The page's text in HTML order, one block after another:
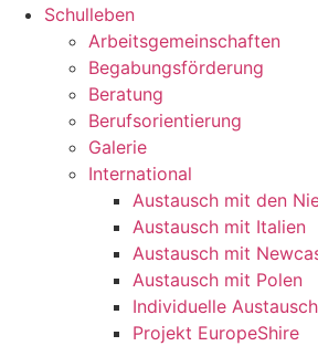
Schulleben
Arbeitsgemeinschaften
Begabungsförderung
Beratung
Berufsorientierung
Galerie
International
Austausch mit den
Austausch mit Italien
Austausch mit
Austausch mit Polen
Individuelle
Projekt EuropeShire